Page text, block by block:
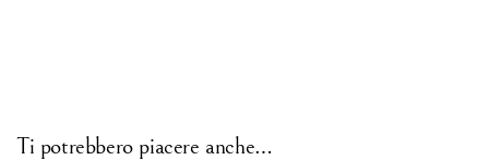
Ti potrebbero piacere anche…